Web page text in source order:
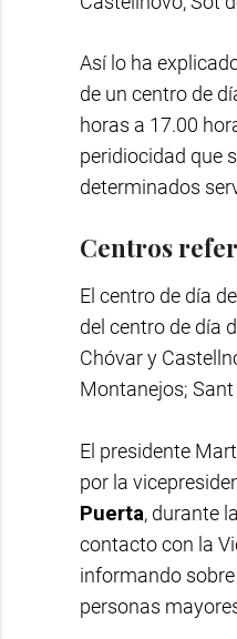
Así lo ha
de un centro de
horas a 17.00
peridiocidad que
determinados
Centros
El centro de día
del centro de día
Chóvar y
Montanejos;
El presidente
por la
Puerta, durante
contacto con la
informando
personas